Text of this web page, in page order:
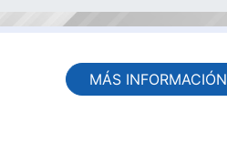
MÁS INFORMACIÓN